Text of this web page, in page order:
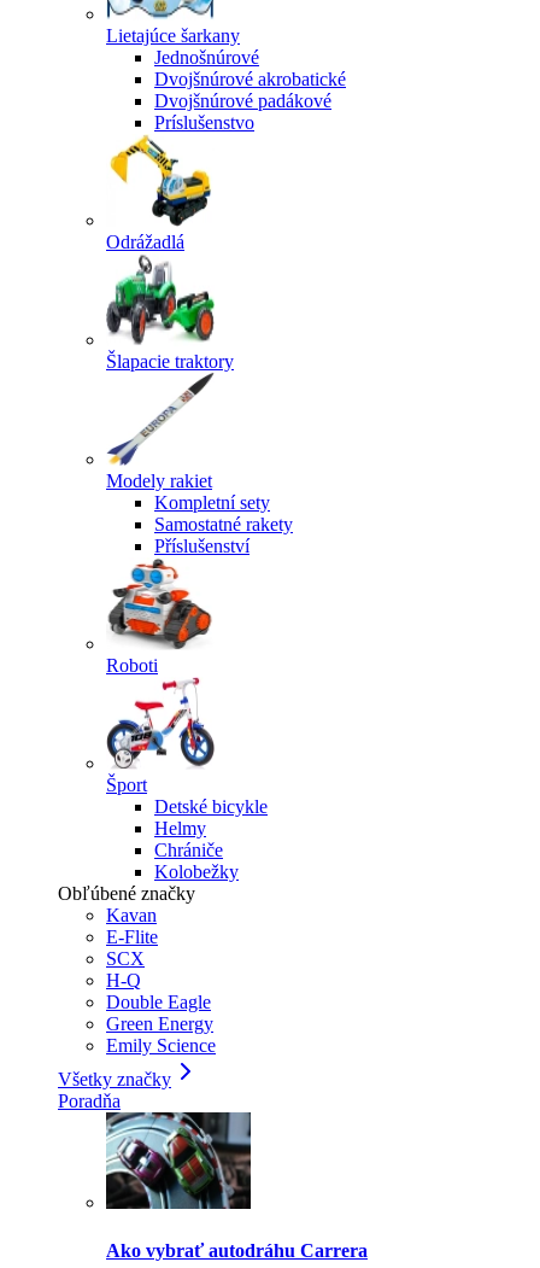
Lietajúce šarkany
Jednošnúrové
Dvojšnúrové akrobatické
Dvojšnúrové padákové
Príslušenstvo
Odrážadlá
Šlapacie traktory
Modely rakiet
Kompletní sety
Samostatné rakety
Příslušenství
Roboti
Šport
Detské bicykle
Helmy
Chrániče
Kolobežky
Obľúbené značky
Kavan
E-Flite
SCX
H-Q
Double Eagle
Green Energy
Emily Science
Všetky značky
Poradňa
Ako vybrať autodráhu Carrera